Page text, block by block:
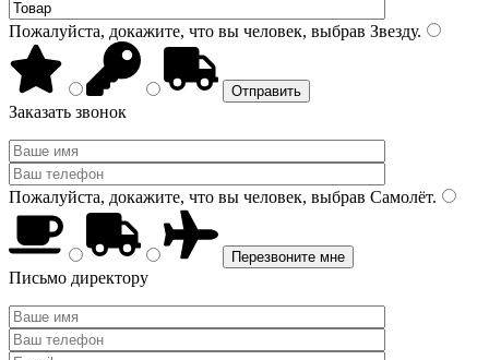
Пожалуйста, докажите, что вы человек, выбрав Звезду.
Заказать звонок
Пожалуйста, докажите, что вы человек, выбрав Самолёт.
Письмо директору